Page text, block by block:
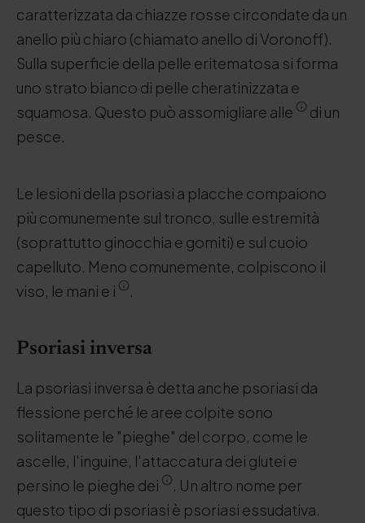
caratterizzata da chiazze rosse circondate da un
anello più chiaro (chiamato anello di Voronoff).
Sulla superficie della pelle eritematosa si forma
uno strato bianco di pelle cheratinizzata e
squamosa. Questo può assomigliare alle
di un
pesce.
Le lesioni della psoriasi a placche compaiono
più comunemente sul tronco, sulle estremità
(soprattutto ginocchia e gomiti) e sul cuoio
capelluto. Meno comunemente, colpiscono il
viso, le mani e i
.
Psoriasi inversa
La psoriasi inversa è detta anche psoriasi da
flessione perché le aree colpite sono
solitamente le "pieghe" del corpo, come le
ascelle, l'inguine, l'attaccatura dei glutei e
persino le pieghe dei
. Un altro nome per
questo tipo di psoriasi è psoriasi essudativa.